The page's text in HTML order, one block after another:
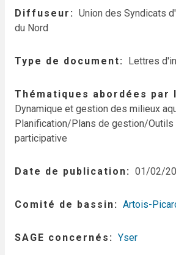
Diffuseur
Union des Syndicats
du Nord
Type de document Lettres
Thématiques abordées par
Dynamique et gestion des milieux
Planification/Plans de gestion/Outils
participative
Date de publication 01/02/
Comité de bassin Artois-
SAGE concernés Yser